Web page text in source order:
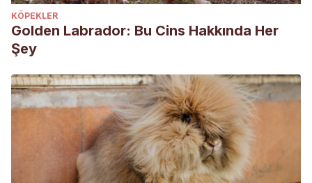
KÖPEKLER
Golden Labrador: Bu Cins Hakkında Her
Şey